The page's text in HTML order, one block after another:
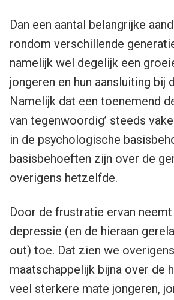
Dan een aantal belangrijke
rondom verschillende
namelijk wel degelijk een
jongeren en hun aansluiting bij
Namelijk dat een toenemend
van tegenwoordig’ steeds
in de psychologische
basisbehoeften zijn over de
overigens hetzelfde.
Door de frustratie ervan
depressie (en de hieraan
out) toe. Dat zien we overigens
maatschappelijk bijna over de
veel sterkere mate jongeren,